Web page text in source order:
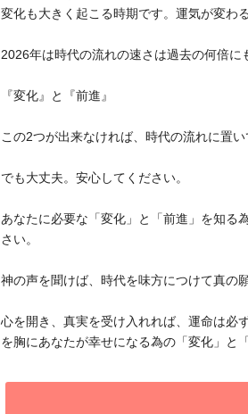
変化も大きく起こる時期です。運気が変わ
2026年は時代の流れの速さは過去の何倍
『変化』と『前進』
この2つが出来なければ、時代の流れに置
でも大丈夫。安心してください。
あなたに必要な「変化」と「前進」を知る
さい。
神の声を聞けば、時代を味方につけて真の
心を開き、真実を受け入れれば、運命は必
を胸にあなたが幸せになる為の「変化」と